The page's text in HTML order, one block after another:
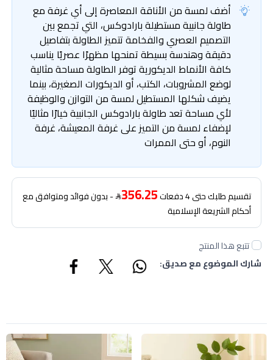
أضف لمسة من الأناقة المعاصرة إلى أي غرفة مع
طاولة جانبية مستطيلة بارادوكس، التي تجمع بين
التصميم العصري والفخامة تتميز الطاولة بتفاصيل
دقيقة وهندسة بسيطة تمنحها مظهرًا عصريًا يناسب
كافة الأنماط الديكورية توفر الطاولة مساحة مثالية
لوضع المشروبات، الكتب، أو الديكورات الصغيرة، بينما
يضيف شكلها المستطيل لمسة من التوازن والوظيفة
لأي مساحة تعد طاولة بارادوكس الجانبية خيارًا مثاليًا
لإضفاء لمسة من التميز على غرفة المعيشة، غرفة
النوم، أو حتى الممرات
تقسيم طلبك حتى 4 دفعات 356.25 - بدون فوائد ومتوافق مع
أحكام الشريعة الإسلامية
تتبع هذا المنتج
شارك الموضوع مع صديق: